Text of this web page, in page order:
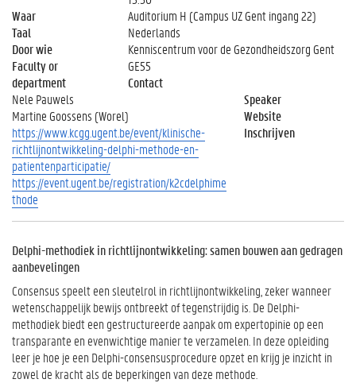
Waar
Auditorium H (Campus UZ Gent ingang 22)
Taal
Nederlands
Door wie
Kenniscentrum voor de Gezondheidszorg Gent
Faculty or
department
GE55
Contact
Nele Pauwels
Speaker
Martine Goossens (Worel)
Website
https://www.kcgg.ugent.be/event/klinische-
richtlijnontwikkeling-delphi-methode-en-
patientenparticipatie/
Inschrijven
https://event.ugent.be/registration/k2cdelphime
thode
Delphi-methodiek in richtlijnontwikkeling: samen bouwen aan gedragen
aanbevelingen
Consensus speelt een sleutelrol in richtlijnontwikkeling, zeker wanneer
wetenschappelijk bewijs ontbreekt of tegenstrijdig is. De Delphi-
methodiek biedt een gestructureerde aanpak om expertopinie op een
transparante en evenwichtige manier te verzamelen. In deze opleiding
leer je hoe je een Delphi-consensusprocedure opzet en krijg je inzicht in
zowel de kracht als de beperkingen van deze methode.